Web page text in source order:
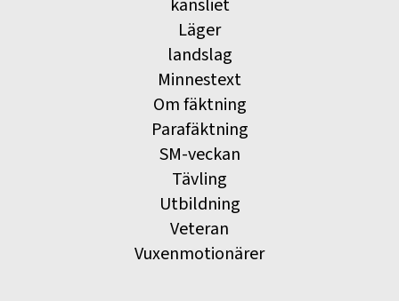
kansliet
Läger
landslag
Minnestext
Om fäktning
Parafäktning
SM-veckan
Tävling
Utbildning
Veteran
Vuxenmotionärer